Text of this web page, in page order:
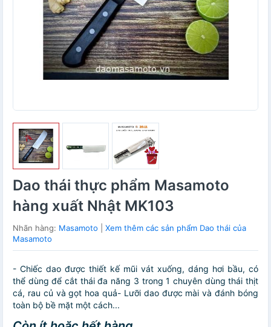
Dao thái thực phẩm Masamoto
hàng xuất Nhật MK103
Nhãn hàng: Masamoto
Xem thêm các sản phẩm Dao thái của
Masamoto
- Chiếc dao được thiết kế mũi vát xuống, dáng hơi bầu, có
thể dùng để cắt thái đa năng 3 trong 1 chuyên dùng thái thịt
cá, rau củ và gọt hoa quả- Lưỡi dao được mài và đánh bóng
toàn bộ bề mặt một cách...